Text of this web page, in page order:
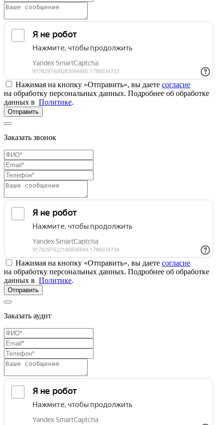
Нажимая на кнопку «Отправить», вы даете согласие
на обработку персональных данных. Подробнее об обработке
данных в Политике.
Отправить
Заказать звонок
Нажимая на кнопку «Отправить», вы даете согласие
на обработку персональных данных. Подробнее об обработке
данных в Политике.
Отправить
Заказать аудит